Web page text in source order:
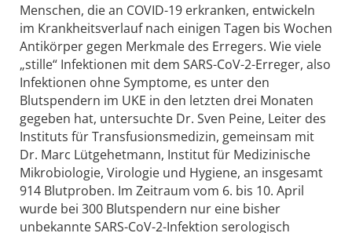
Menschen, die an COVID-19 erkranken, entwickeln
im Krankheitsverlauf nach einigen Tagen bis Wochen
Antikörper gegen Merkmale des Erregers. Wie viele
„stille“ Infektionen mit dem SARS-CoV-2-Erreger, also
Infektionen ohne Symptome, es unter den
Blutspendern im UKE in den letzten drei Monaten
gegeben hat, untersuchte Dr. Sven Peine, Leiter des
Instituts für Transfusionsmedizin, gemeinsam mit
Dr. Marc Lütgehetmann, Institut für Medizinische
Mikrobiologie, Virologie und Hygiene, an insgesamt
914 Blutproben. Im Zeitraum vom 6. bis 10. April
wurde bei 300 Blutspendern nur eine bisher
unbekannte SARS-CoV-2-Infektion serologisch